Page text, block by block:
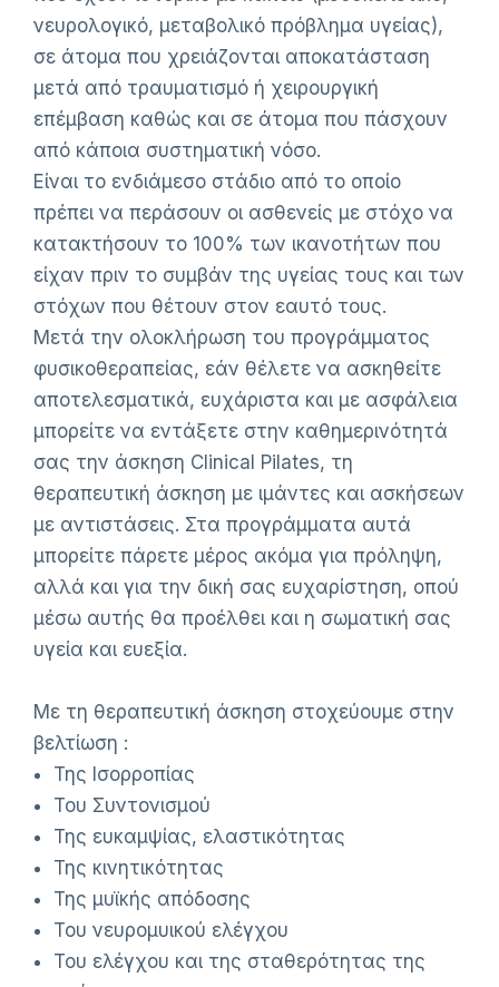
νευρολογικό, μεταβολικό πρόβλημα υγείας),
σε άτομα που χρειάζονται αποκατάσταση
μετά από τραυματισμό ή χειρουργική
επέμβαση καθώς και σε άτομα που πάσχουν
από κάποια συστηματική νόσο.
Είναι το ενδιάμεσο στάδιο από το οποίο
πρέπει να περάσουν οι ασθενείς με στόχο να
κατακτήσουν το 100% των ικανοτήτων που
είχαν πριν το συμβάν της υγείας τους και των
στόχων που θέτουν στον εαυτό τους.
Μετά την ολοκλήρωση του προγράμματος
φυσικοθεραπείας, εάν θέλετε να ασκηθείτε
αποτελεσματικά, ευχάριστα και με ασφάλεια
μπορείτε να εντάξετε στην καθημερινότητά
σας την άσκηση Clinical Pilates, τη
θεραπευτική άσκηση με ιμάντες και ασκήσεων
με αντιστάσεις. Στα προγράμματα αυτά
μπορείτε πάρετε μέρος ακόμα για πρόληψη,
αλλά και για την δική σας ευχαρίστηση, οπού
μέσω αυτής θα προέλθει και η σωματική σας
υγεία και ευεξία.
Με τη θεραπευτική άσκηση στοχεύουμε στην
βελτίωση :
Της Ισορροπίας
Του Συντονισμού
Της ευκαμψίας, ελαστικότητας
Της κινητικότητας
Της μυϊκής απόδοσης
Του νευρομυικού ελέγχου
Του ελέγχου και της σταθερότητας της